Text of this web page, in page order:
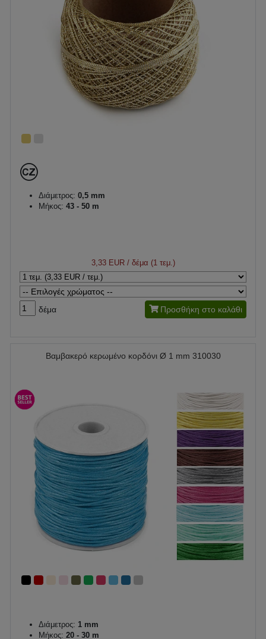
Διάμετρος: 0,5 mm
Μήκος: 43 - 50 m
3,33 EUR/ δέμα (1 τεμ.)
δέμα Προσθήκη στο καλάθι
Βαμβακερό κερωμένο κορδόνι Ø 1 mm 310030
Διάμετρος: 1 mm
Μήκος: 20 - 30 m